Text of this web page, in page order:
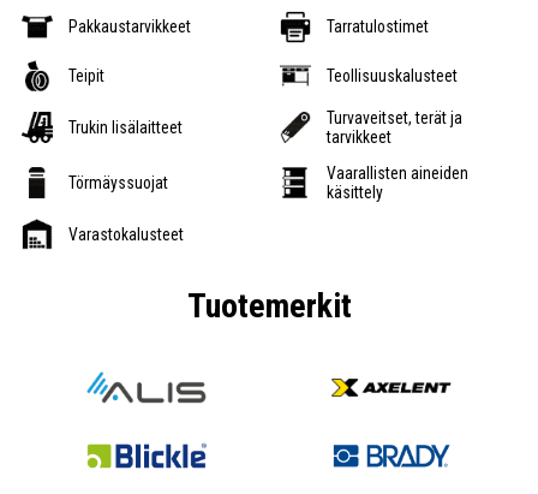
Pakkaustarvikkeet Tarratulostimet
Teipit Teollisuuskalusteet
Trukin lisälaitteet
Turvaveitset, terät ja
tarvikkeet
Törmäyssuojat
Vaarallisten aineiden
käsittely
Varastokalusteet
Tuotemerkit